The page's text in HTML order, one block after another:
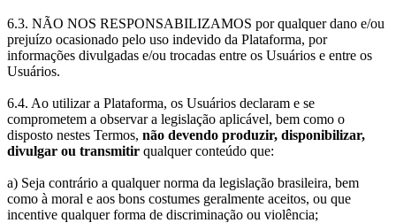
6.3. NÃO NOS RESPONSABILIZAMOS por qualquer dano e/ou
prejuízo ocasionado pelo uso indevido da Plataforma, por
informações divulgadas e/ou trocadas entre os Usuários e entre os
Usuários.
6.4. Ao utilizar a Plataforma, os Usuários declaram e se
comprometem a observar a legislação aplicável, bem como o
disposto nestes Termos, não devendo produzir, disponibilizar,
divulgar ou transmitir qualquer conteúdo que:
a) Seja contrário a qualquer norma da legislação brasileira, bem
como à moral e aos bons costumes geralmente aceitos, ou que
incentive qualquer forma de discriminação ou violência;